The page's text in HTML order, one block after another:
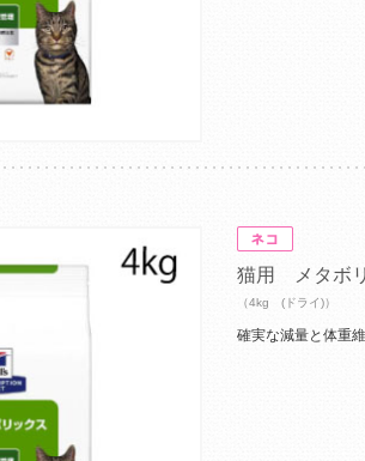
猫用 メタボリ
（4kg (ドライ)）
確実な減量と体重